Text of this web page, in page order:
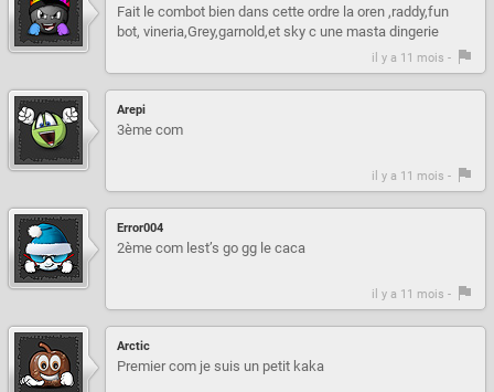
Fait le combot bien dans cette ordre la oren ,raddy,fun
bot, vineria,Grey,garnold,et sky c une masta dingerie
il y a 11 mois -
Arepi
3ème com
il y a 11 mois -
Error004
2ème com lest’s go gg le caca
il y a 11 mois -
Arctic
Premier com je suis un petit kaka